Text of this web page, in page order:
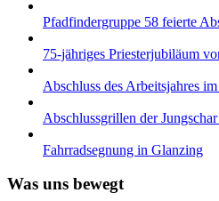
Pfadfindergruppe 58 feierte
75-jähriges Priesterjubiläum
Abschluss des Arbeitsjahres
Abschlussgrillen der
Fahrradsegnung in Glanzing
Was uns bewegt